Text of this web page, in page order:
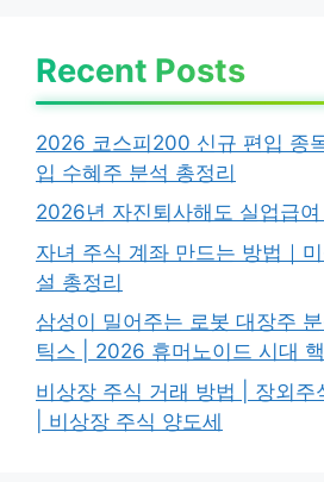
Recent Posts
2026 코스피200 신규 편입 종
입 수혜주 분석 총정리
2026년 자진퇴사해도 실업급여
자녀 주식 계좌 만드는 방법｜
설 총정리
삼성이 밀어주는 로봇 대장주
틱스 | 2026 휴머노이드 시대
비상장 주식 거래 방법 | 장외주
| 비상장 주식 양도세